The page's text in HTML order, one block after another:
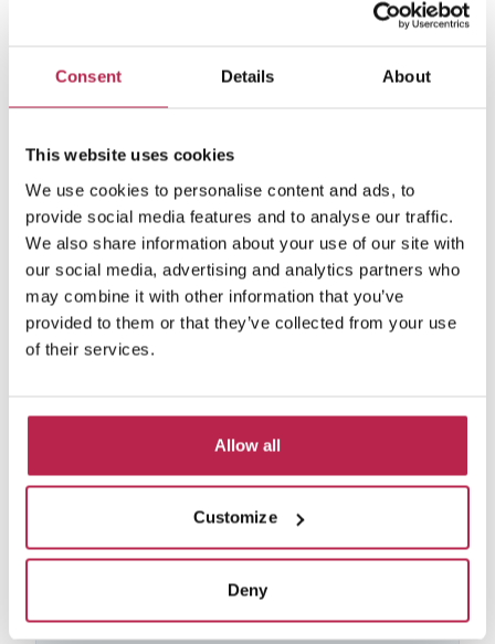
Consent Details About
This website uses cookies
We use cookies to personalise content and ads, to
provide social media features and to analyse our traffic.
We also share information about your use of our site with
our social media, advertising and analytics partners who
may combine it with other information that you’ve
provided to them or that they’ve collected from your use
of their services.
Allow all
Customize
Deny
Es Cubells
12
6 6
19.480,00 € / 36.600,00 € a settimana
Grazie alla nostra vasta rete costruita negli ultimi
non possiamo mettere online, su richiesta dei
proprietari. Se sei interessato a una di queste
ville, contattaci.
Vedi collezione privata